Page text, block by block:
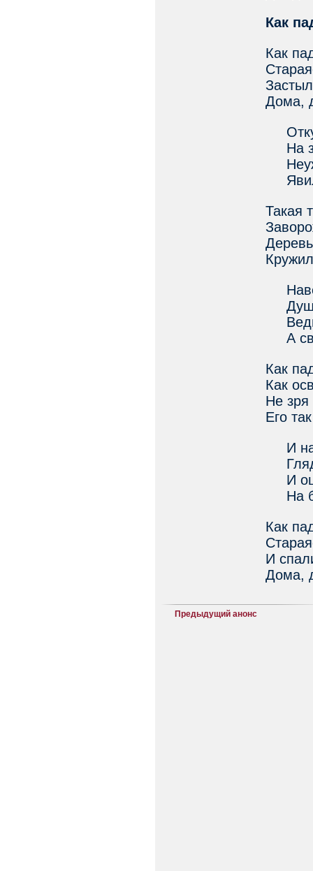
Как
Как
Дома,
На
Такая
Душа
Ведь
А
Как
Как
Не зря
Его
И
И
На
Как
И
Дома,
Предыдущий анонс